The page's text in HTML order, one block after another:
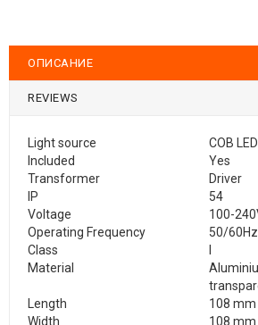
ОПИСАНИЕ
REVIEWS
Light source
COB
Included
Yes
Transformer
Driver
IP
54
Voltage
100-
Operating Frequency
50/60Hz
Class
I
Material
Length
108 mm
Width
108 mm